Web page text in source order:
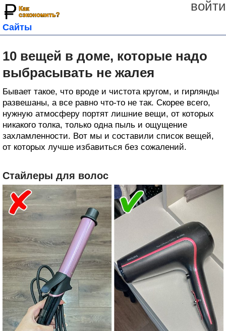
войти
Сайты
10 вещей в доме, которые надо
выбрасывать не жалея
Бывает такое, что вроде и чистота кругом, и гирлянды
развешаны, а все равно что-то не так. Скорее всего,
нужную атмосферу портят лишние вещи, от которых
никакого толка, только одна пыль и ощущение
захламленности. Вот мы и составили список вещей,
от которых лучше избавиться без сожалений.
Стайлеры для волос